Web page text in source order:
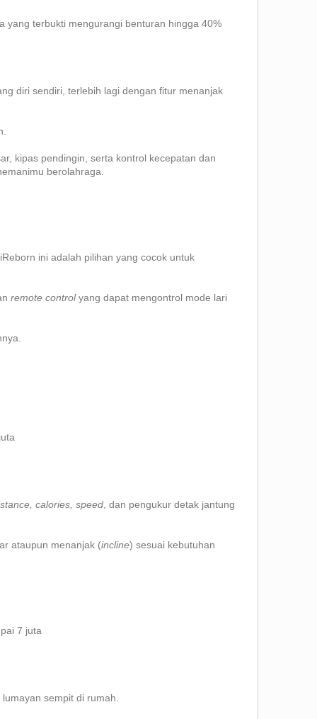
yang terbukti mengurangi benturan hingga 40%
diri sendiri, terlebih lagi dengan fitur menanjak
kipas pendingin, serta kontrol kecepatan dan
berolahraga.
ini adalah pilihan yang cocok untuk
remote controlyang dapat mengontrol mode lari
calories, speed , dan pengukur detak jantung
ataupun menanjak (incline) sesuai kebutuhan
7 juta
sempit di rumah.